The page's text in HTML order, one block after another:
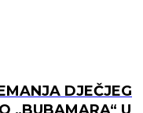
DJEČJEG
„BUBAMARA“ U